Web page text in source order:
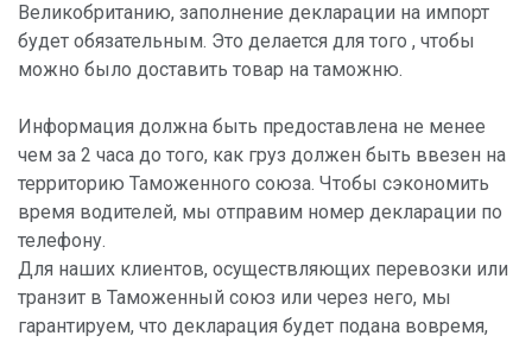
Великобританию, заполнение декларации на импорт
будет обязательным. Это делается для того , чтобы
можно было доставить товар на таможню.
Информация должна быть предоставлена не менее
чем за 2 часа до того, как груз должен быть ввезен на
территорию Таможенного союза. Чтобы сэкономить
время водителей, мы отправим номер декларации по
телефону.
Для наших клиентов, осуществляющих перевозки или
транзит в Таможенный союз или через него, мы
гарантируем, что декларация будет подана вовремя,